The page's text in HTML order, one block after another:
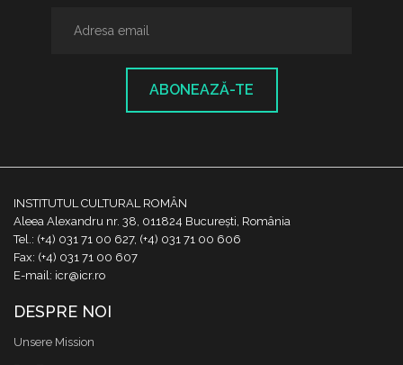
ABONEAZĂ-TE
INSTITUTUL CULTURAL ROMÂN
Aleea Alexandru nr. 38, 011824 București, România
Tel.: (+4) 031 71 00 627, (+4) 031 71 00 606
Fax: (+4) 031 71 00 607
E-mail: icr@icr.ro
DESPRE NOI
Unsere Mission